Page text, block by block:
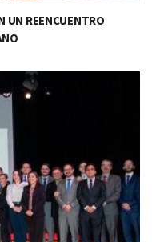
UN REENCUENTRO